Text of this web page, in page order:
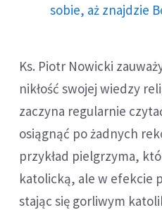
sobie, aż znajdzie
Ks. Piotr Nowicki
nikłość swojej wiedzy
zaczyna regularnie
osiągnąć po żadnych
przykład pielgrzyma,
katolicką, ale w efekcie
stając się gorliwym